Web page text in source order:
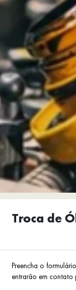
Troca de
Preencha o
entrarão em contato